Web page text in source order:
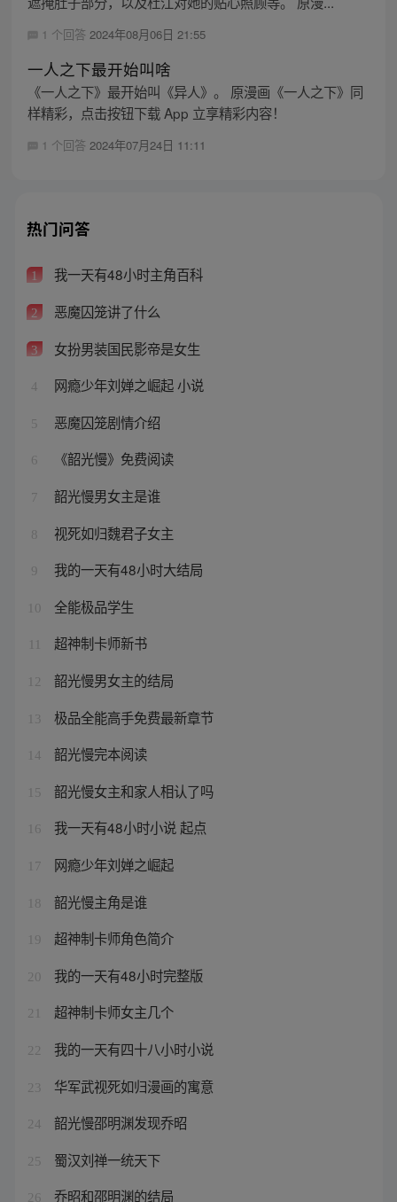
1 个回答 2024年08月06日 21:55
一人之下最开始叫啥
《一人之下》最开始叫《异人》。 原漫画《一人之下》同
样精彩，点击按钮下载 App 立享精彩内容！
1 个回答 2024年07月24日 11:11
热门问答
1 我一天有48小时主角百科
2 恶魔囚笼讲了什么
3 女扮男装国民影帝是女生
4 网瘾少年刘婵之崛起 小说
5 恶魔囚笼剧情介绍
6 《韶光慢》免费阅读
7 韶光慢男女主是谁
8 视死如归魏君子女主
9 我的一天有48小时大结局
10 全能极品学生
超神制卡师新书
12 韶光慢男女主的结局
13 极品全能高手免费最新章节
14 韶光慢完本阅读
15 韶光慢女主和家人相认了吗
16 我一天有48小时小说 起点
17 网瘾少年刘婵之崛起
18 韶光慢主角是谁
19 超神制卡师角色简介
20 我的一天有48小时完整版
21 超神制卡师女主几个
22 我的一天有四十八小时小说
23 华军武视死如归漫画的寓意
24 韶光慢邵明渊发现乔昭
25 蜀汉刘禅一统天下
26 乔昭和邵明渊的结局